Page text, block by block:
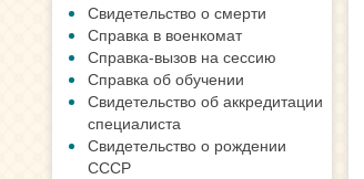
Свидетельство о смерти
Справка в военкомат
Справка-вызов на сессию
Справка об обучении
Свидетельство об аккредитации
специалиста
Свидетельство о рождении
СССР